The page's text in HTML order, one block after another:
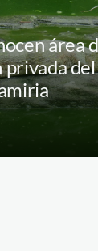
área
privada